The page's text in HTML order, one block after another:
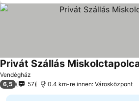
Vendégház
Privát Szállás
6,5 57 0.4 km-re innen: Városközpont